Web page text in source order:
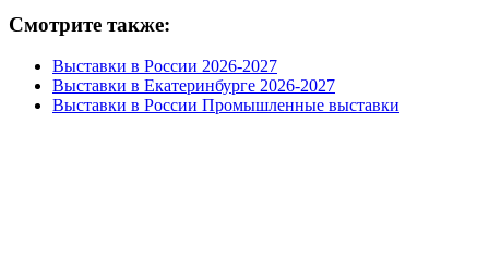
Смотрите также:
Выставки в России 2026-2027
Выставки в Екатеринбурге 2026-2027
Выставки в России Промышленные выставки